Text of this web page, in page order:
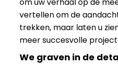
om uw verhaal op de
vertellen om de
trekken, maar laten u
meer succesvolle
We graven in de